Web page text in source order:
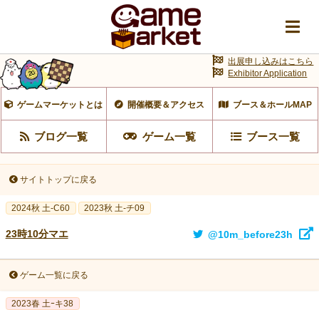
ゲームマーケットとは 開催概要＆アクセス ブース＆ホールMAP
ブログ一覧 ゲーム一覧 ブース一覧
出展申し込みはこちら
Exhibitor Application
サイトトップに戻る
2024秋 土-C60 2023秋 土-チ09
23時10分マエ @10m_before23h
ゲーム一覧に戻る
2023春 土ｰキ38